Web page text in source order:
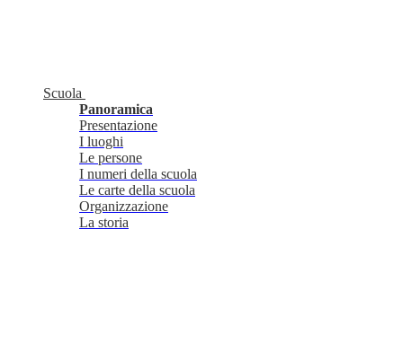
Scuola
Panoramica
Presentazione
I luoghi
Le persone
I numeri della scuola
Le carte della scuola
Organizzazione
La storia